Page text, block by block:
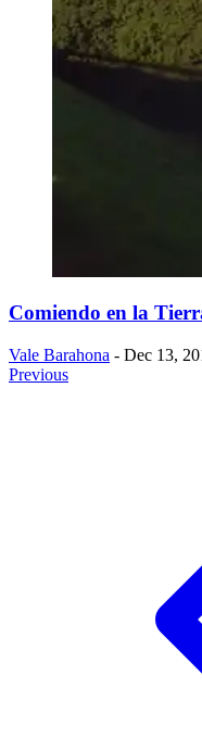
Comiendo en la
Vale Barahona - Dec 13,
Previous